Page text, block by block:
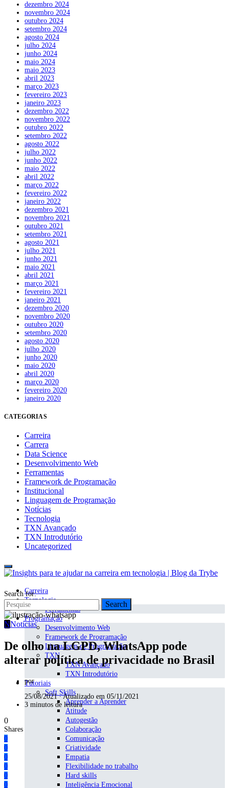
dezembro 2024
novembro 2024
outubro 2024
setembro 2024
agosto 2024
julho 2024
junho 2024
maio 2024
maio 2023
abril 2023
março 2023
fevereiro 2023
janeiro 2023
dezembro 2022
novembro 2022
outubro 2022
setembro 2022
agosto 2022
julho 2022
junho 2022
maio 2022
abril 2022
março 2022
fevereiro 2022
janeiro 2022
dezembro 2021
novembro 2021
outubro 2021
setembro 2021
agosto 2021
julho 2021
junho 2021
maio 2021
abril 2021
março 2021
fevereiro 2021
janeiro 2021
dezembro 2020
novembro 2020
outubro 2020
setembro 2020
agosto 2020
julho 2020
junho 2020
maio 2020
abril 2020
março 2020
fevereiro 2020
janeiro 2020
CATEGORIAS
Carreira
Carrera
Data Science
Desenvolvimento Web
Ferramentas
Framework de Programação
Institucional
Linguagem de Programação
Notícias
Tecnologia
TXN Avançado
TXN Introdutório
Uncategorized
Carreira
Tecnologia
Ferramentas
Programação
Desenvolvimento Web
Framework de Programação
Linguagem de Programação
TXN
TXN Avançado
TXN Introdutório
Tutoriais
Soft Skills
Aprender a Aprender
Atitude
Autogestão
Colaboração
Comunicação
Criatividade
Empatia
Flexibilidade no trabalho
Hard skills
Inteligência Emocional
Search for:
Search
NNotícias
De olho na LGPD, WhatsApp pode
alterar política de privacidade no Brasil
por
25/08/2021 ∙ Atualizado em 05/11/2021
3 minutos de leitura
0
Shares
0
0
0
0
0
0